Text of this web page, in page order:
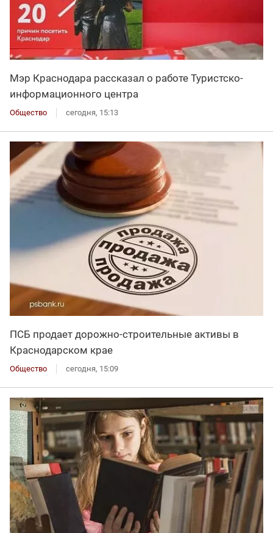
Мэр Краснодара рассказал о работе Туристско-
информационного центра
Общество сегодня, 15:13
ПСБ продает дорожно-строительные активы в
Краснодарском крае
Общество сегодня, 15:09